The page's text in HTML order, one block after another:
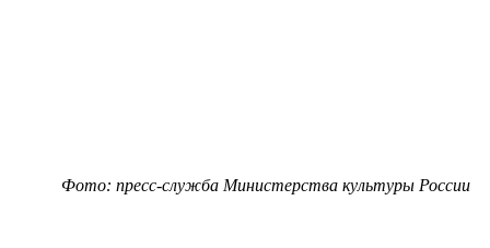
Фото: пресс-служба Министерства культуры России